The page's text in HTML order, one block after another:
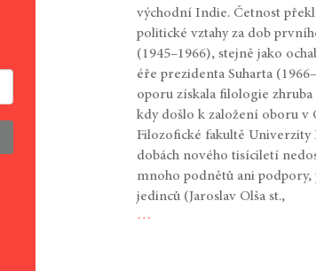
východní Indie. Četnost
politické vztahy za dob
(1945–1966), stejně jako
éře prezidenta Suharta
oporu získala filologie zhruba
kdy došlo k založení oboru v
Filozofické fakultě
dobách nového tisíciletí
mnoho podnětů ani
jedinců (Jaroslav Olša st.,
…